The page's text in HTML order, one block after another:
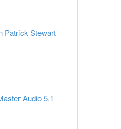
Patrick Stewart
Audio 5.1